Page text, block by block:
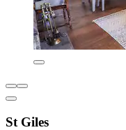
St Giles